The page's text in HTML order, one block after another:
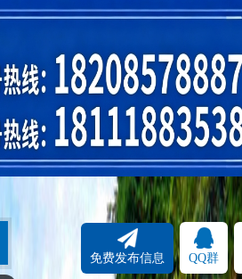
免费发布信息 QQ群